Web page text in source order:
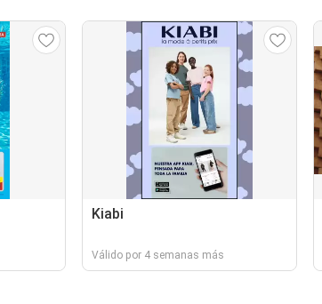
Kiabi
Válido por 4 semanas más